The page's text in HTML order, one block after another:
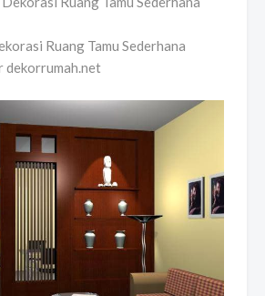
Ruang Tamu Sederhana
dekorrumah.net